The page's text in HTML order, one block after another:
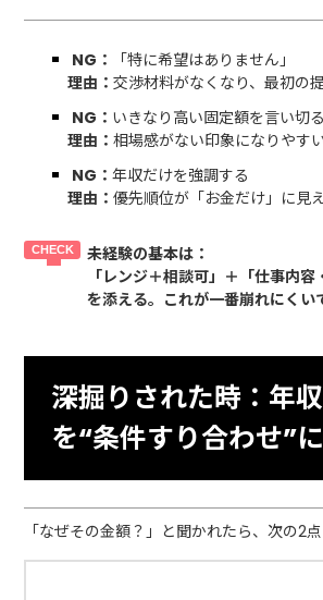
NG：
「特に希望はありません」
理由：交渉材料がなくなり、最初の
NG： いきなり高い固定額を言い切る
理由：相場感がない印象になりやす
NG：年収だけを強調する
理由：優先順位が「お金だけ」に見
未経験の基本は：
「レンジ＋相談可」＋「仕事内容
を添える。これが一番崩れにくい
深掘りされた時：年
を“条件すり合わせ”
「なぜその金額？」と聞かれたら、次の2